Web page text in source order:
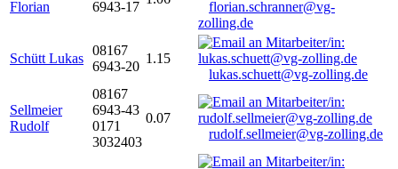
Florian
6943-17
florian.schranner@vg-
zolling.de
Schütt Lukas
08167
6943-20
1.15
lukas.schuett@vg-zolling.de
Sellmeier
Rudolf
08167
6943-43
0171
3032403
0.07
rudolf.sellmeier@vg-zolling.de